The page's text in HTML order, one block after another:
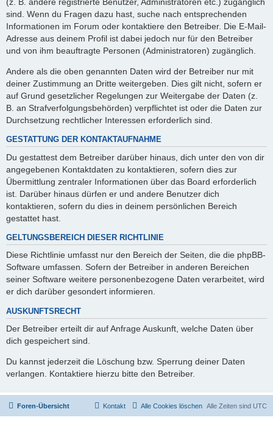
sind. Wenn du Fragen dazu hast, suche nach entsprechenden
Informationen im Forum oder kontaktiere den Betreiber. Die E-Mail-
Adresse aus deinem Profil ist dabei jedoch nur für den Betreiber
und von ihm beauftragte Personen (Administratoren) zugänglich.
Andere als die oben genannten Daten wird der Betreiber nur mit
deiner Zustimmung an Dritte weitergeben. Dies gilt nicht, sofern er
auf Grund gesetzlicher Regelungen zur Weitergabe der Daten (z.
B. an Strafverfolgungsbehörden) verpflichtet ist oder die Daten zur
Durchsetzung rechtlicher Interessen erforderlich sind.
GESTATTUNG DER KONTAKTAUFNAHME
Du gestattest dem Betreiber darüber hinaus, dich unter den von dir
angegebenen Kontaktdaten zu kontaktieren, sofern dies zur
Übermittlung zentraler Informationen über das Board erforderlich
ist. Darüber hinaus dürfen er und andere Benutzer dich
kontaktieren, sofern du dies in deinem persönlichen Bereich
gestattet hast.
GELTUNGSBEREICH DIESER RICHTLINIE
Diese Richtlinie umfasst nur den Bereich der Seiten, die die phpBB-
Software umfassen. Sofern der Betreiber in anderen Bereichen
seiner Software weitere personenbezogene Daten verarbeitet, wird
er dich darüber gesondert informieren.
AUSKUNFTSRECHT
Der Betreiber erteilt dir auf Anfrage Auskunft, welche Daten über
dich gespeichert sind.
Du kannst jederzeit die Löschung bzw. Sperrung deiner Daten
verlangen. Kontaktiere hierzu bitte den Betreiber.
Foren-Übersicht Alle Zeiten sind UTC
Alle Cookies löschen
Kontakt